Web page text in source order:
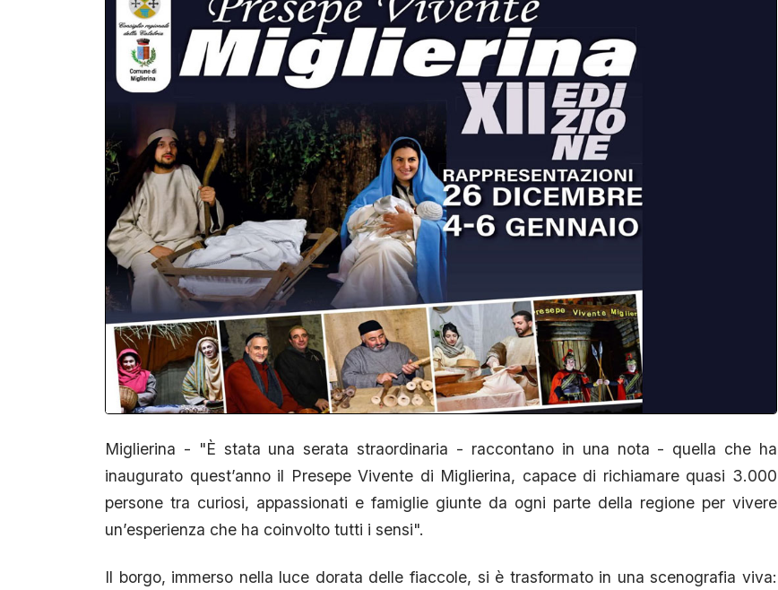
Miglierina - "È stata una serata straordinaria - raccontano in una nota - quella che ha
inaugurato quest’anno il Presepe Vivente di Miglierina, capace di richiamare quasi 3.000
persone tra curiosi, appassionati e famiglie giunte da ogni parte della regione per vivere
un’esperienza che ha coinvolto tutti i sensi".
Il borgo, immerso nella luce dorata delle fiaccole, si è trasformato in una scenografia viva: